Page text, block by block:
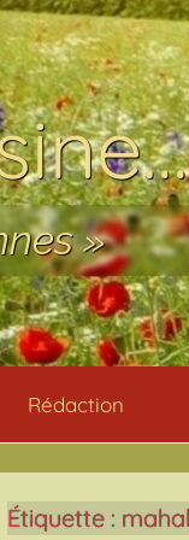
»
Rédaction
Étiquette :